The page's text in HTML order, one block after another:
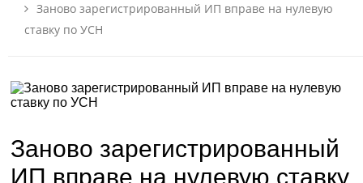
Заново зарегистрированный ИП вправе на нулевую
ставку по УСН
Заново зарегистрированный
ИП вправе на нулевую ставку